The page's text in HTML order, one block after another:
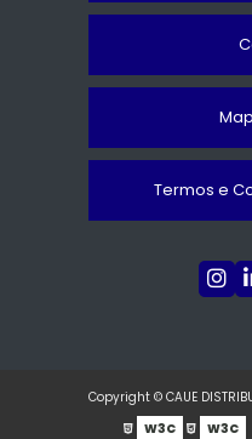
Termos e
Copyright © CAUE
W3C
W3C